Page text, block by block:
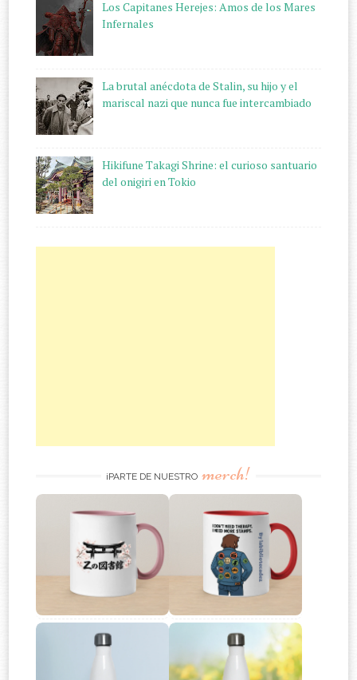
Los Capitanes Herejes: Amos de los Mares
Infernales
La brutal anécdota de Stalin, su hijo y el
mariscal nazi que nunca fue intercambiado
Hikifune Takagi Shrine: el curioso santuario
del onigiri en Tokio
¡PARTE DE NUESTRO merch!